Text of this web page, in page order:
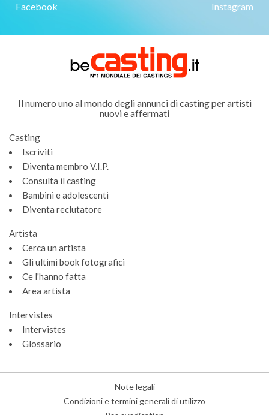
Facebook Instagram
Il numero uno al mondo degli annunci di casting per artisti
nuovi e affermati
Casting
Iscriviti
Diventa membro V.I.P.
Consulta il casting
Bambini e adolescenti
Diventa reclutatore
Artista
Cerca un artista
Gli ultimi book fotografici
Ce l'hanno fatta
Area artista
Intervistes
Intervistes
Glossario
Note legali
Condizioni e termini generali di utilizzo